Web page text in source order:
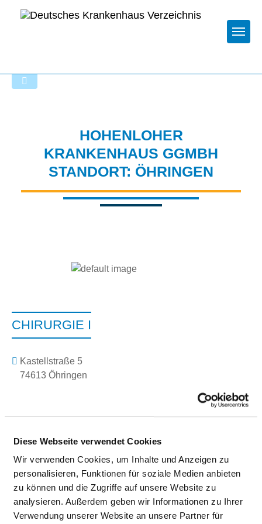
Diese Webseite verwendet Cookies
Wir verwenden Cookies, um Inhalte und Anzeigen zu
personalisieren, Funktionen für soziale Medien anbieten
zu können und die Zugriffe auf unsere Website zu
analysieren. Außerdem geben wir Informationen zu Ihrer
Verwendung unserer Website an unsere Partner für
HOHENLOHER
KRANKENHAUS GGMBH
STANDORT: ÖHRINGEN
CHIRURGIE I
Kastellstraße 5
74613 Öhringen
Mit Notfallambulanz
Anfahrt
Ärztliche Leitung
Jan Dieterich (Chefarzt Orthopädie/Endoprothetik)